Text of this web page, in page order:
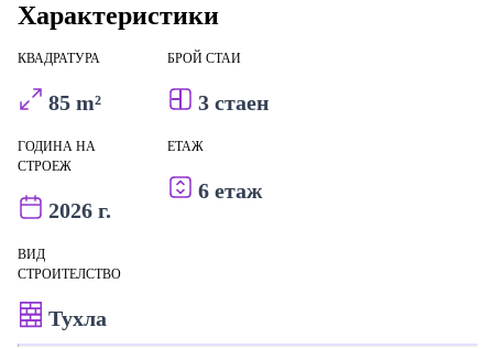
Характеристики
КВАДРАТУРА
85 m²
БРОЙ СТАИ
3 стаен
ГОДИНА НА
СТРОЕЖ
2026 г.
ЕТАЖ
6 етаж
ВИД
СТРОИТЕЛСТВО
Тухла